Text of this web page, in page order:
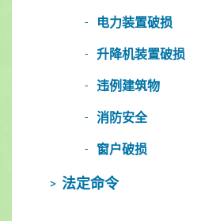
电力装置破损
升降机装置破损
违例建筑物
消防安全
窗户破损
法定命令